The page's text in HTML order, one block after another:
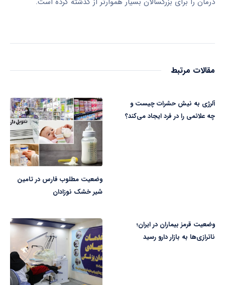
مقالات مرتبط
آلرژی به نیش حشرات چیست و
چه علائمی را در فرد ایجاد می‌کند؟
وضعیت مطلوب فارس در تامین
شیر خشک نوزادان
وضعیت قرمز بیماران در ایران؛
ناترازی‌ها به بازار دارو رسید